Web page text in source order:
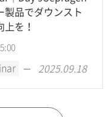
製品でダウンスト
を！
2025.09.18